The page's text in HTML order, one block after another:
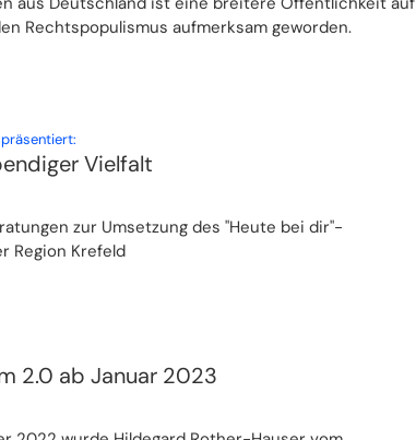
Rechtspopulismus aufmerksam geworden.
Vielfalt
zur Umsetzung des "Heute bei dir"-
Region Krefeld
2.0 ab Januar 2023